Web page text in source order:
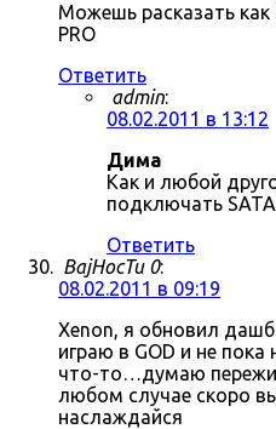
Можешь расказать как
PRO
Ответить
admin:
08.02.2011 в 13:12
Дима
Как и любой
подключать
Ответить
BajHocTu 0:
08.02.2011 в 09:19
Xenon, я обновил
играю в GOD и не
что-то…думаю
любом случае скоро
наслаждайся